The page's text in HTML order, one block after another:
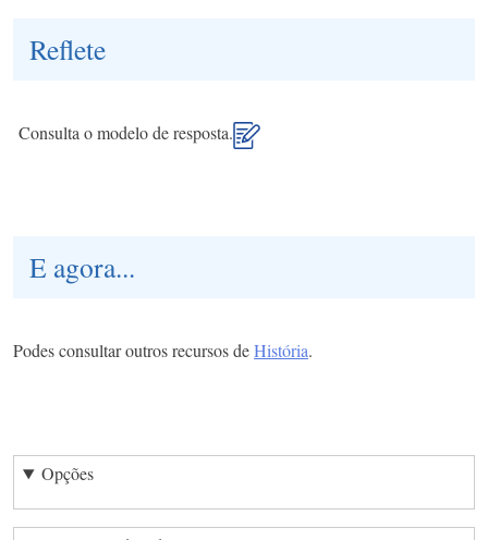
Reflete
Consulta o modelo de resposta.
E agora...
Podes consultar outros recursos deHistória.
Opções